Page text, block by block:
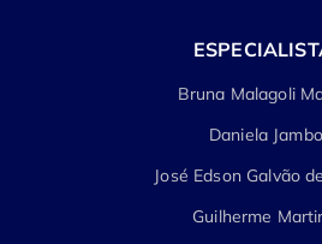
Bruna Malagoli
Daniela
José Edson Galvão
Guilherme